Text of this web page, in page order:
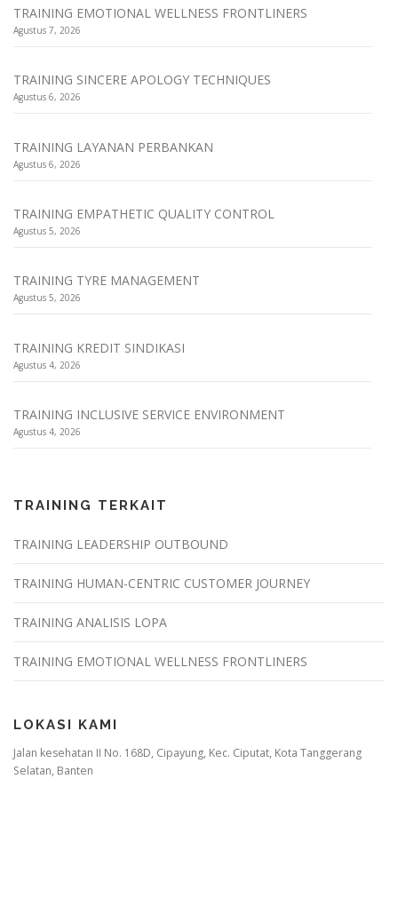
TRAINING EMOTIONAL WELLNESS FRONTLINERS
Agustus 7, 2026
TRAINING SINCERE APOLOGY TECHNIQUES
Agustus 6, 2026
TRAINING LAYANAN PERBANKAN
Agustus 6, 2026
TRAINING EMPATHETIC QUALITY CONTROL
Agustus 5, 2026
TRAINING TYRE MANAGEMENT
Agustus 5, 2026
TRAINING KREDIT SINDIKASI
Agustus 4, 2026
TRAINING INCLUSIVE SERVICE ENVIRONMENT
Agustus 4, 2026
TRAINING TERKAIT
TRAINING LEADERSHIP OUTBOUND
TRAINING HUMAN-CENTRIC CUSTOMER JOURNEY
TRAINING ANALISIS LOPA
TRAINING EMOTIONAL WELLNESS FRONTLINERS
LOKASI KAMI
Jalan kesehatan II No. 168D, Cipayung, Kec. Ciputat, Kota Tanggerang
Selatan, Banten